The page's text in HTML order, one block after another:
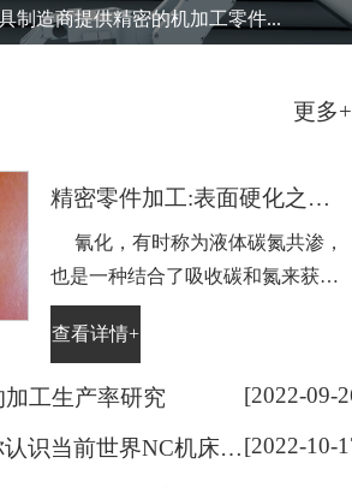
制造商提供精密的机加工零件...
更多+
精密零件加工:表面硬化之氰化
氰化，有时称为液体碳氮共渗，
也是一种结合了吸收碳和氮来获得
表面硬度的工艺，它主要用于不适
合通常热处理的低碳钢。需表面硬
化的氰化钠盐溶液中，浸泡的持续
时间取决于硬化层的深度。然后将
查看详情+
工生产率研究 [2022-09-
东莞cnc加工厂带你认识当前世界NC机床的系统开放化研究[2022-10-